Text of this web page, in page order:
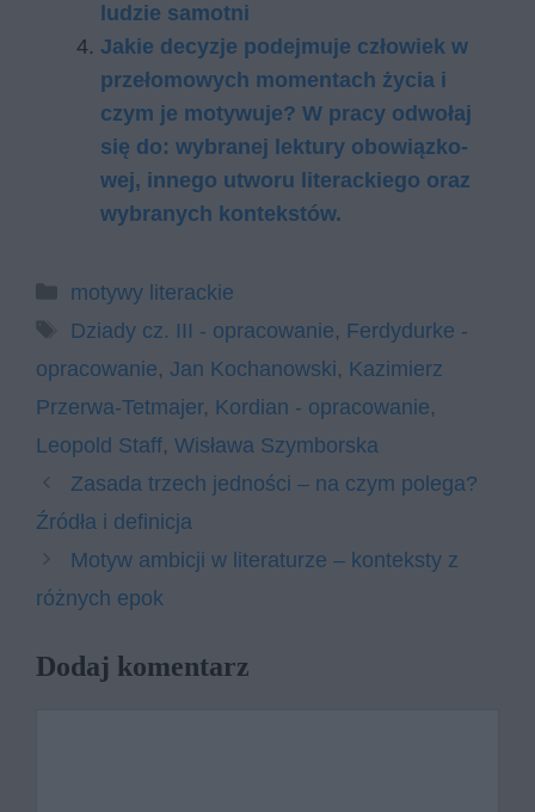
ludzie samotni
Ja­kie de­cy­zje po­dej­mu­je czło­wiek w
prze­ło­mo­wych mo­men­tach ży­cia i
czym je mo­ty­wu­je? W pra­cy od­wo­łaj
się do: wy­bra­nej lek­tu­ry obo­wiąz­ko­
wej, in­ne­go utwo­ru li­te­rac­kie­go oraz
wy­bra­nych kon­tek­stów.
Kategorie
motywy literackie
Tagi
Dziady cz. III - opracowanie, Ferdydurke -
opracowanie, Jan Kochanowski, Kazimierz
Przerwa-Tetmajer, Kordian - opracowanie,
Leopold Staff, Wisława Szymborska
Zasada trzech jedności – na czym polega?
Źródła i definicja
Motyw ambicji w literaturze – konteksty z
różnych epok
Dodaj komentarz